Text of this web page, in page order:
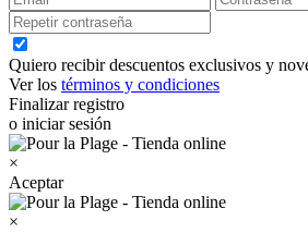
Quiero recibir descuentos exclusivos y
Ver los términos y condiciones
Finalizar registro
o iniciar sesión
×
Aceptar
×